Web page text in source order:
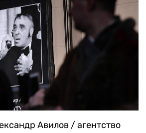
Авилов / агентство